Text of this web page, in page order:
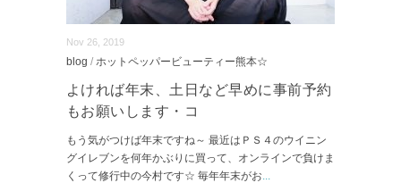
Nov 26, 2019
blog / ホットペッパービューティー熊本☆
よければ年末、土日など早めに事前予約
もお願いします・コ
もう気がつけば年末ですね～ 最近はＰＳ４のウイニン
グイレブンを何年かぶりに買って、オンラインで負けま
くって修行中の今村です☆ 毎年年末がお...